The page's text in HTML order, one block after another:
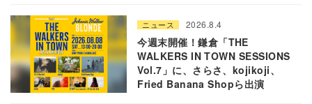
ニュース 2026.8.4
今週末開催！鎌倉「THE
WALKERS IN TOWN SESSIONS
Vol.7」に、さらさ、kojikoji、
Fried Banana Shopら出演